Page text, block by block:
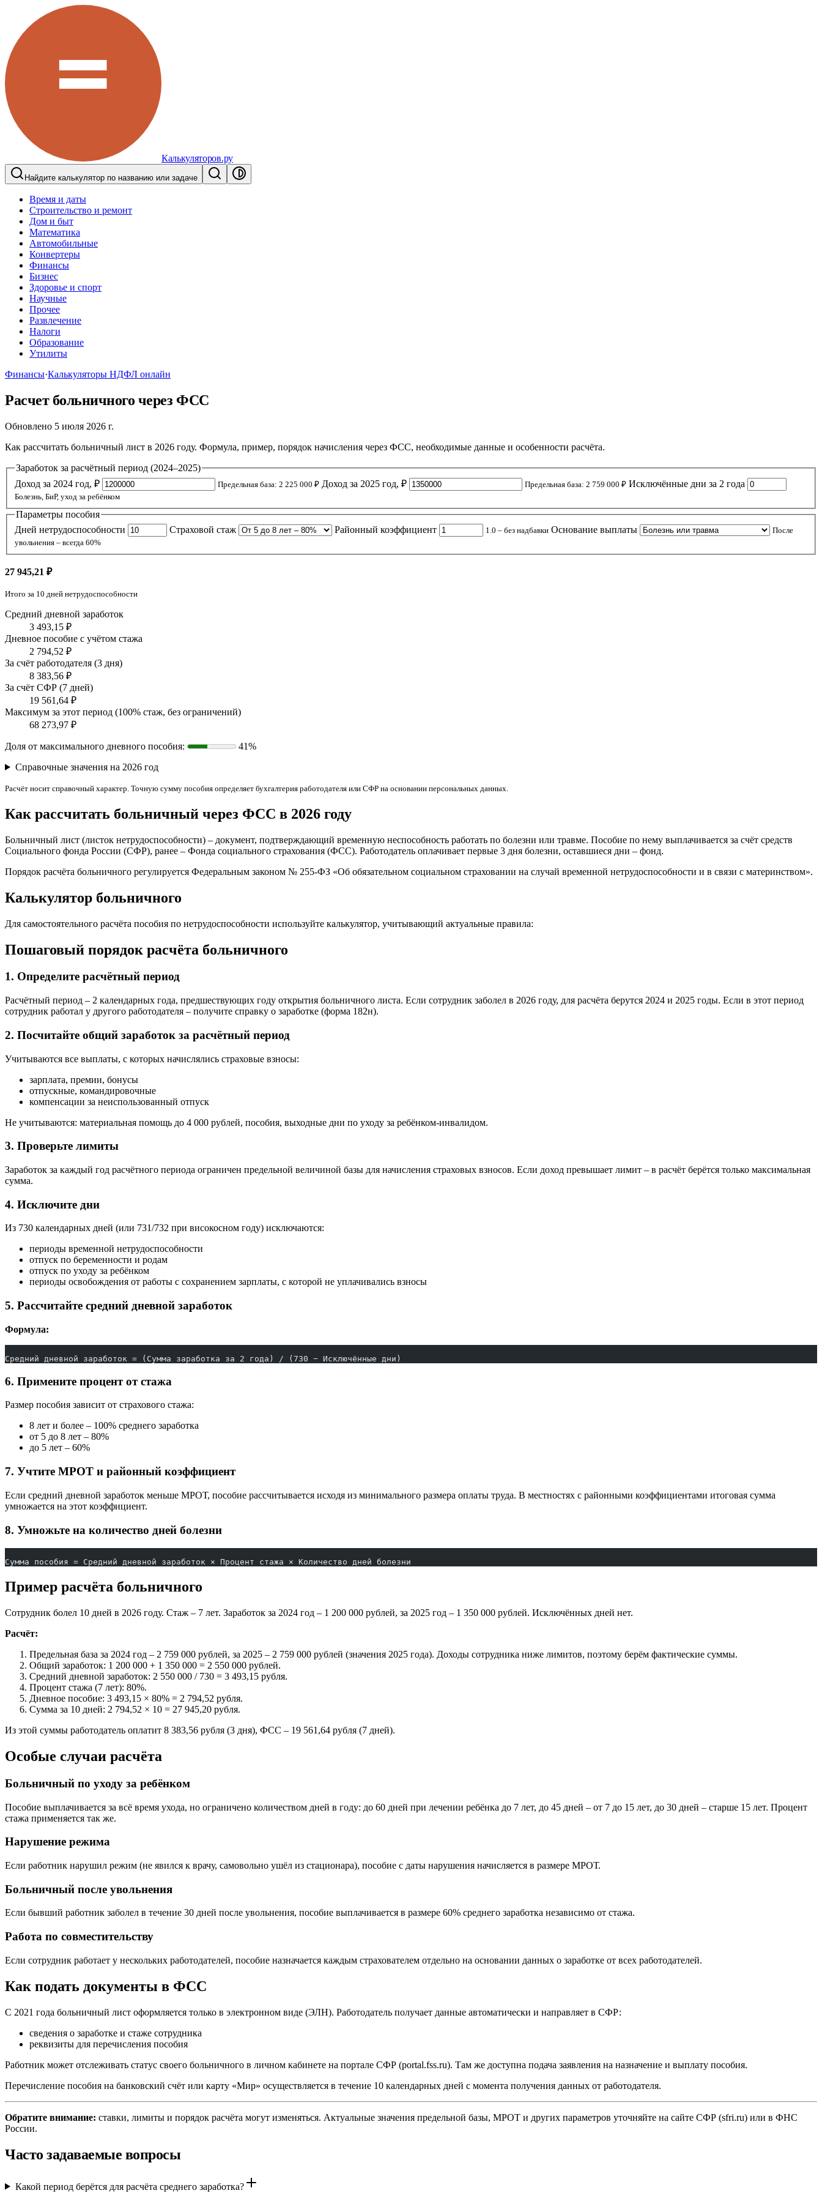
Калькуляторов.ру
Найдите калькулятор по названию или задаче
Время и даты
Строительство и ремонт
Дом и быт
Математика
Автомобильные
Конвертеры
Финансы
Бизнес
Здоровье и спорт
Научные
Прочее
Развлечение
Налоги
Образование
Утилиты
Финансы·Калькуляторы НДФЛ онлайн
Расчет больничного через ФСС
Обновлено 5 июля 2026 г.
Как рассчитать больничный лист в 2026 году. Формула, пример, порядок начисления через ФСС, необходимые данные и особенности расчёта.
Заработок за расчётный период (2024–2025)
Доход за 2024 год, ₽
Предельная база: 2 225 000 ₽ Доход за 2025 год, ₽ Предельная база: 2 759 000 ₽ Исключённые дни за 2 года
Болезнь, БиР, уход за ребёнком
Параметры пособия
Дней нетрудоспособности
Страховой стаж Районный коэффициент 1.0 – без надбавки Основание выплаты
После
увольнения – всегда 60%
27 945,21 ₽
Итого за 10 дней нетрудоспособности
Средний дневной заработок
3 493,15 ₽
Дневное пособие с учётом стажа
2 794,52 ₽
За счёт работодателя (3 дня)
8 383,56 ₽
За счёт СФР (7 дней)
19 561,64 ₽
Максимум за этот период (100% стаж, без ограничений)
68 273,97 ₽
Доля от максимального дневного пособия:
41%
Справочные значения на 2026 год
Расчёт носит справочный характер. Точную сумму пособия определяет бухгалтерия работодателя или СФР на основании персональных данных.
Как рассчитать больничный через ФСС в 2026 году
Больничный лист (листок нетрудоспособности) – документ, подтверждающий временную неспособность работать по болезни или травме. Пособие по нему выплачивается за счёт средств
Социального фонда России (СФР), ранее – Фонда социального страхования (ФСС). Работодатель оплачивает первые 3 дня болезни, оставшиеся дни – фонд.
Порядок расчёта больничного регулируется Федеральным законом № 255-ФЗ «Об обязательном социальном страховании на случай временной нетрудоспособности и в связи с материнством».
Калькулятор больничного
Для самостоятельного расчёта пособия по нетрудоспособности используйте калькулятор, учитывающий актуальные правила:
Пошаговый порядок расчёта больничного
1. Определите расчётный период
Расчётный период – 2 календарных года, предшествующих году открытия больничного листа. Если сотрудник заболел в 2026 году, для расчёта берутся 2024 и 2025 годы. Если в этот период
сотрудник работал у другого работодателя – получите справку о заработке (форма 182н).
2. Посчитайте общий заработок за расчётный период
Учитываются все выплаты, с которых начислялись страховые взносы:
зарплата, премии, бонусы
отпускные, командировочные
компенсации за неиспользованный отпуск
Не учитываются: материальная помощь до 4 000 рублей, пособия, выходные дни по уходу за ребёнком-инвалидом.
3. Проверьте лимиты
Заработок за каждый год расчётного периода ограничен предельной величиной базы для начисления страховых взносов. Если доход превышает лимит – в расчёт берётся только максимальная
сумма.
4. Исключите дни
Из 730 календарных дней (или 731/732 при високосном году) исключаются:
периоды временной нетрудоспособности
отпуск по беременности и родам
отпуск по уходу за ребёнком
периоды освобождения от работы с сохранением зарплаты, с которой не уплачивались взносы
5. Рассчитайте средний дневной заработок
Формула:
Средний дневной заработок = (Сумма заработка за 2 года) / (730 − Исключённые дни)
6. Примените процент от стажа
Размер пособия зависит от страхового стажа:
8 лет и более – 100% среднего заработка
от 5 до 8 лет – 80%
до 5 лет – 60%
7. Учтите МРОТ и районный коэффициент
Если средний дневной заработок меньше МРОТ, пособие рассчитывается исходя из минимального размера оплаты труда. В местностях с районными коэффициентами итоговая сумма
умножается на этот коэффициент.
8. Умножьте на количество дней болезни
Сумма пособия = Средний дневной заработок × Процент стажа × Количество дней болезни
Пример расчёта больничного
Сотрудник болел 10 дней в 2026 году. Стаж – 7 лет. Заработок за 2024 год – 1 200 000 рублей, за 2025 год – 1 350 000 рублей. Исключённых дней нет.
Расчёт:
Предельная база за 2024 год – 2 759 000 рублей, за 2025 – 2 759 000 рублей (значения 2025 года). Доходы сотрудника ниже лимитов, поэтому берём фактические суммы.
Общий заработок: 1 200 000 + 1 350 000 = 2 550 000 рублей.
Средний дневной заработок: 2 550 000 / 730 = 3 493,15 рубля.
Процент стажа (7 лет): 80%.
Дневное пособие: 3 493,15 × 80% = 2 794,52 рубля.
Сумма за 10 дней: 2 794,52 × 10 = 27 945,20 рубля.
Из этой суммы работодатель оплатит 8 383,56 рубля (3 дня), ФСС – 19 561,64 рубля (7 дней).
Особые случаи расчёта
Больничный по уходу за ребёнком
Пособие выплачивается за всё время ухода, но ограничено количеством дней в году: до 60 дней при лечении ребёнка до 7 лет, до 45 дней – от 7 до 15 лет, до 30 дней – старше 15 лет. Процент
стажа применяется так же.
Нарушение режима
Если работник нарушил режим (не явился к врачу, самовольно ушёл из стационара), пособие с даты нарушения начисляется в размере МРОТ.
Больничный после увольнения
Если бывший работник заболел в течение 30 дней после увольнения, пособие выплачивается в размере 60% среднего заработка независимо от стажа.
Работа по совместительству
Если сотрудник работает у нескольких работодателей, пособие назначается каждым страхователем отдельно на основании данных о заработке от всех работодателей.
Как подать документы в ФСС
С 2021 года больничный лист оформляется только в электронном виде (ЭЛН). Работодатель получает данные автоматически и направляет в СФР:
сведения о заработке и стаже сотрудника
реквизиты для перечисления пособия
Работник может отслеживать статус своего больничного в личном кабинете на портале СФР (portal.fss.ru). Там же доступна подача заявления на назначение и выплату пособия.
Перечисление пособия на банковский счёт или карту «Мир» осуществляется в течение 10 календарных дней с момента получения данных от работодателя.
Обратите внимание: ставки, лимиты и порядок расчёта могут изменяться. Актуальные значения предельной базы, МРОТ и других параметров уточняйте на сайте СФР (sfri.ru) или в ФНС
России.
Часто задаваемые вопросы
Какой период берётся для расчёта среднего заработка?